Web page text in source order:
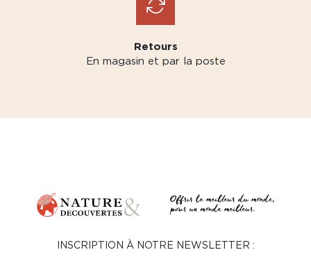
Retours
En magasin et par la poste
INSCRIPTION À NOTRE NEWSLETTER :